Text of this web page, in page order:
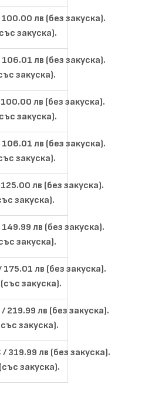
лв (без закуска).
закуска).
лв (без закуска).
закуска).
лв (без закуска).
закуска).
лв (без закуска).
закуска).
лв (без закуска).
закуска).
лв (без закуска).
закуска).
лв (без закуска).
закуска).
219.99 лв (без закуска).
закуска).
319.99 лв (без закуска).
закуска).